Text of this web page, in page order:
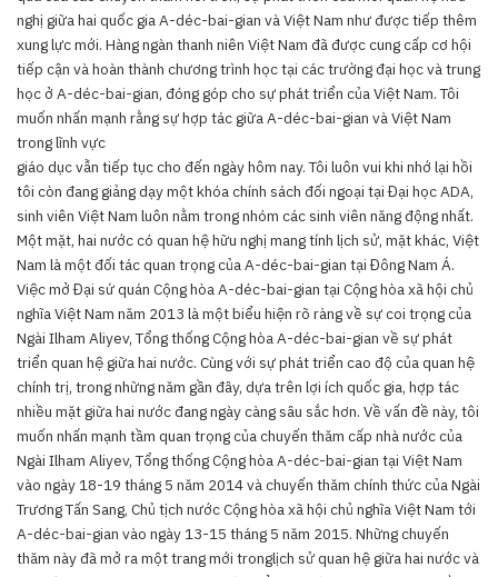
nghị giữa hai quốc gia A-déc-bai-gian và Việt Nam như được tiếp thêm
xung lực mới. Hàng ngàn thanh niên Việt Nam đã được cung cấp cơ hội
tiếp cận và hoàn thành chương trình học tại các trường đại học và trung
học ở A-déc-bai-gian, đóng góp cho sự phát triển của Việt Nam. Tôi
muốn nhấn mạnh rằng sự hợp tác giữa A-déc-bai-gian và Việt Nam
trong lĩnh vực
giáo dục vẫn tiếp tục cho đến ngày hôm nay. Tôi luôn vui khi nhớ lại hồi
tôi còn đang giảng dạy một khóa chính sách đối ngoại tại Đại học ADA,
sinh viên Việt Nam luôn nằm trong nhóm các sinh viên năng động nhất.
Một mặt, hai nước có quan hệ hữu nghị mang tính lịch sử, mặt khác, Việt
Nam là một đối tác quan trọng của A-déc-bai-gian tại Đông Nam Á.
Việc mở Đại sứ quán Cộng hòa A-déc-bai-gian tại Cộng hòa xã hội chủ
nghĩa Việt Nam năm 2013 là một biểu hiện rõ ràng về sự coi trọng của
Ngài Ilham Aliyev, Tổng thống Cộng hòa A-déc-bai-gian về sự phát
triển quan hệ giữa hai nước. Cùng với sự phát triển cao độ của quan hệ
chính trị, trong những năm gần đây, dựa trên lợi ích quốc gia, hợp tác
nhiều mặt giữa hai nước đang ngày càng sâu sắc hơn. Về vấn đề này, tôi
muốn nhấn mạnh tầm quan trọng của chuyến thăm cấp nhà nước của
Ngài Ilham Aliyev, Tổng thống Cộng hòa A-déc-bai-gian tại Việt Nam
vào ngày 18-19 tháng 5 năm 2014 và chuyến thăm chính thức của Ngài
Trương Tấn Sang, Chủ tịch nước Cộng hòa xã hội chủ nghĩa Việt Nam tới
A-déc-bai-gian vào ngày 13-15 tháng 5 năm 2015. Những chuyến
thăm này đã mở ra một trang mới tronglịch sử quan hệ giữa hai nước và